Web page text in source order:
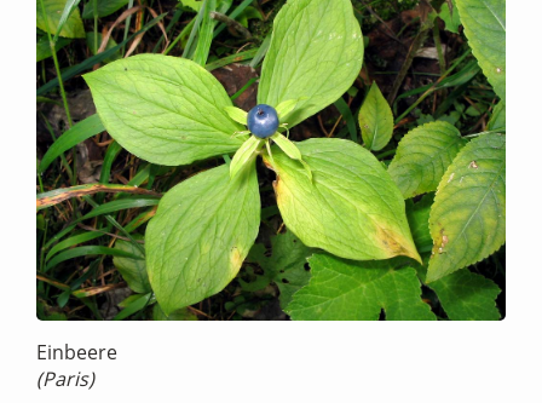
Einbeere
(Paris)